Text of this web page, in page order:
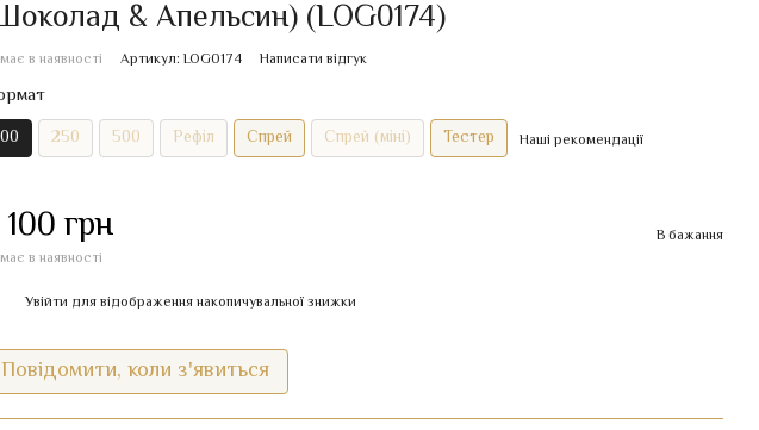
& Апельсин) (LOG0174)
в наявності Артикул: LOG0174 Написати відгук
250 500 Рефіл Спрей Спрей (міні) Тестер Наші рекомендації
грн
в наявності
В бажання
Увійти для відображення накопичувальної знижки
Повідомити, коли з'явиться